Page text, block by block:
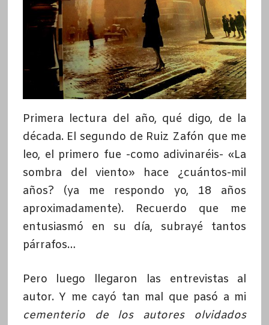
Primera lectura del año, qué digo, de la
década. El segundo de Ruiz Zafón que me
leo, el primero fue -como adivinaréis- «La
sombra del viento» hace ¿cuántos-mil
años? (ya me respondo yo, 18 años
aproximadamente). Recuerdo que me
entusiasmó en su día, subrayé tantos
párrafos…
Pero luego llegaron las entrevistas al
autor. Y me cayó tan mal que pasó a mi
cementerio de los autores olvidados